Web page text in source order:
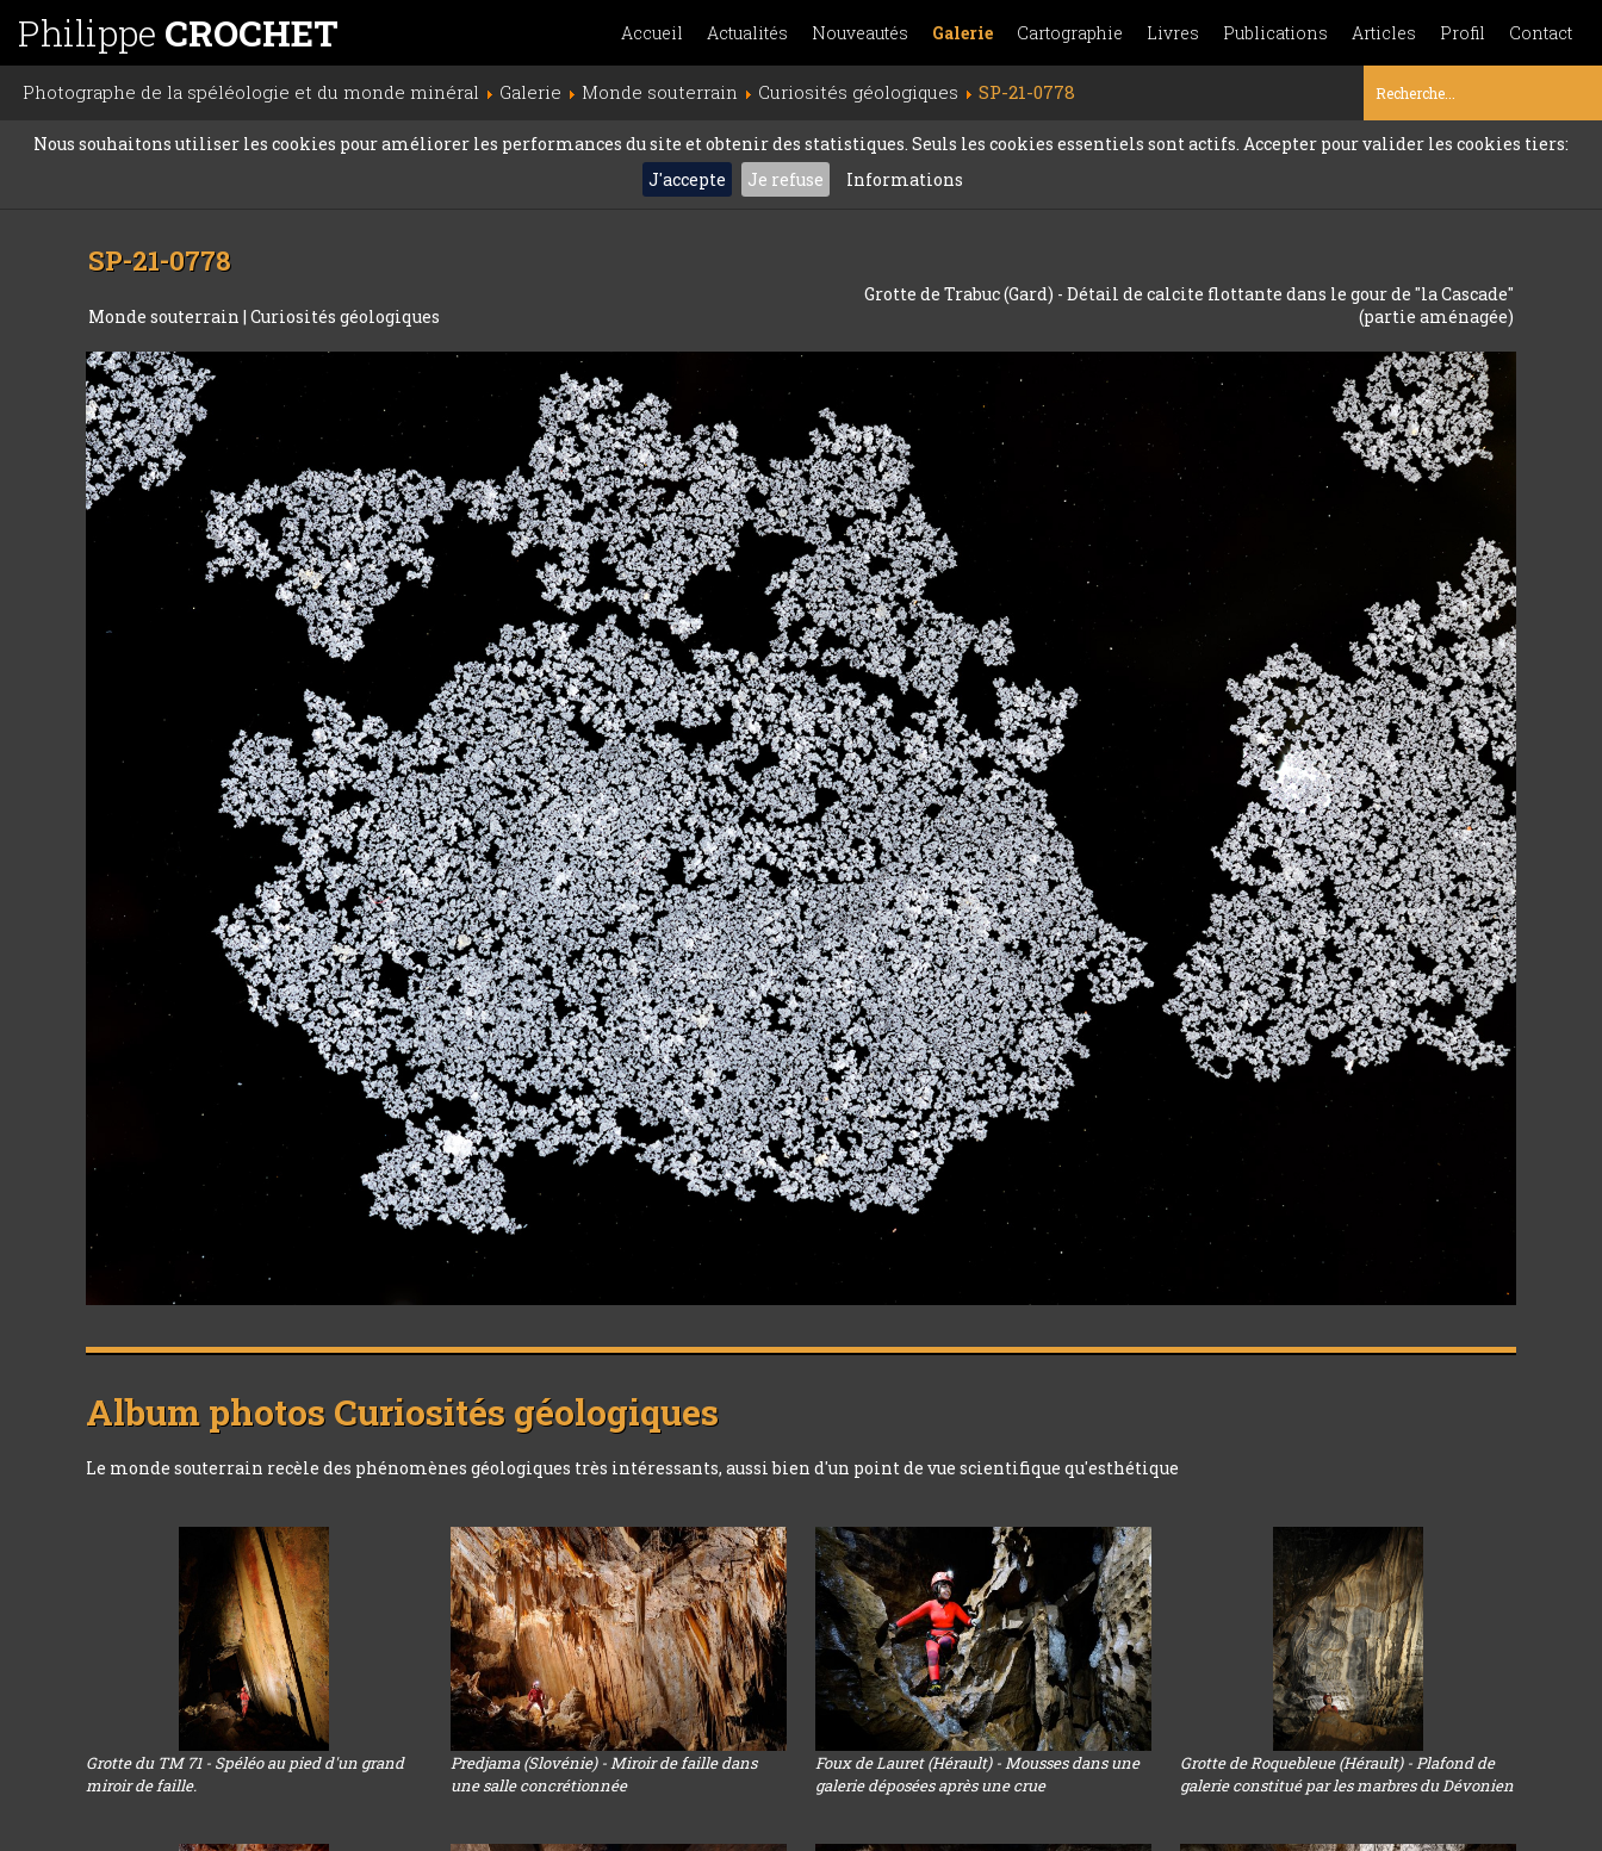
Philippe CROCHET Accueil Actualités Nouveautés Galerie Cartographie Livres Publications Articles Profil Contact
Photographe de la spéléologie et du monde minéral Galerie Monde souterrain Curiosités géologiques SP-21-0778
Nous souhaitons utiliser les cookies pour améliorer les performances du site et obtenir des statistiques. Seuls les cookies essentiels sont actifs. Accepter pour valider les cookies tiers:
J'accepte
Je refuse Informations
SP-21-0778
Monde souterrain|Curiosités géologiques
Grotte de Trabuc (Gard) - Détail de calcite flottante dans le gour de "la Cascade"
(partie aménagée)
Album photos Curiosités géologiques
Le monde souterrain recèle des phénomènes géologiques très intéressants, aussi bien d'un point de vue scientifique qu'esthétique
Grotte du TM 71 - Spéléo au pied d'un grand
miroir de faille.
Predjama (Slovénie) - Miroir de faille dans
une salle concrétionnée
Foux de Lauret (Hérault) - Mousses dans une
galerie déposées après une crue
Grotte de Roquebleue (Hérault) - Plafond de
galerie constitué par les marbres du Dévonien